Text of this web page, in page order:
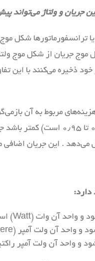
جریان و ولتاژ می‌تواند
یا ترانسفورماتورها شکل
جریان از شکل موج
خود ذخیره می‌کنند با
مربوط به آن
برای بیشتر
می‌دهد . این جریان